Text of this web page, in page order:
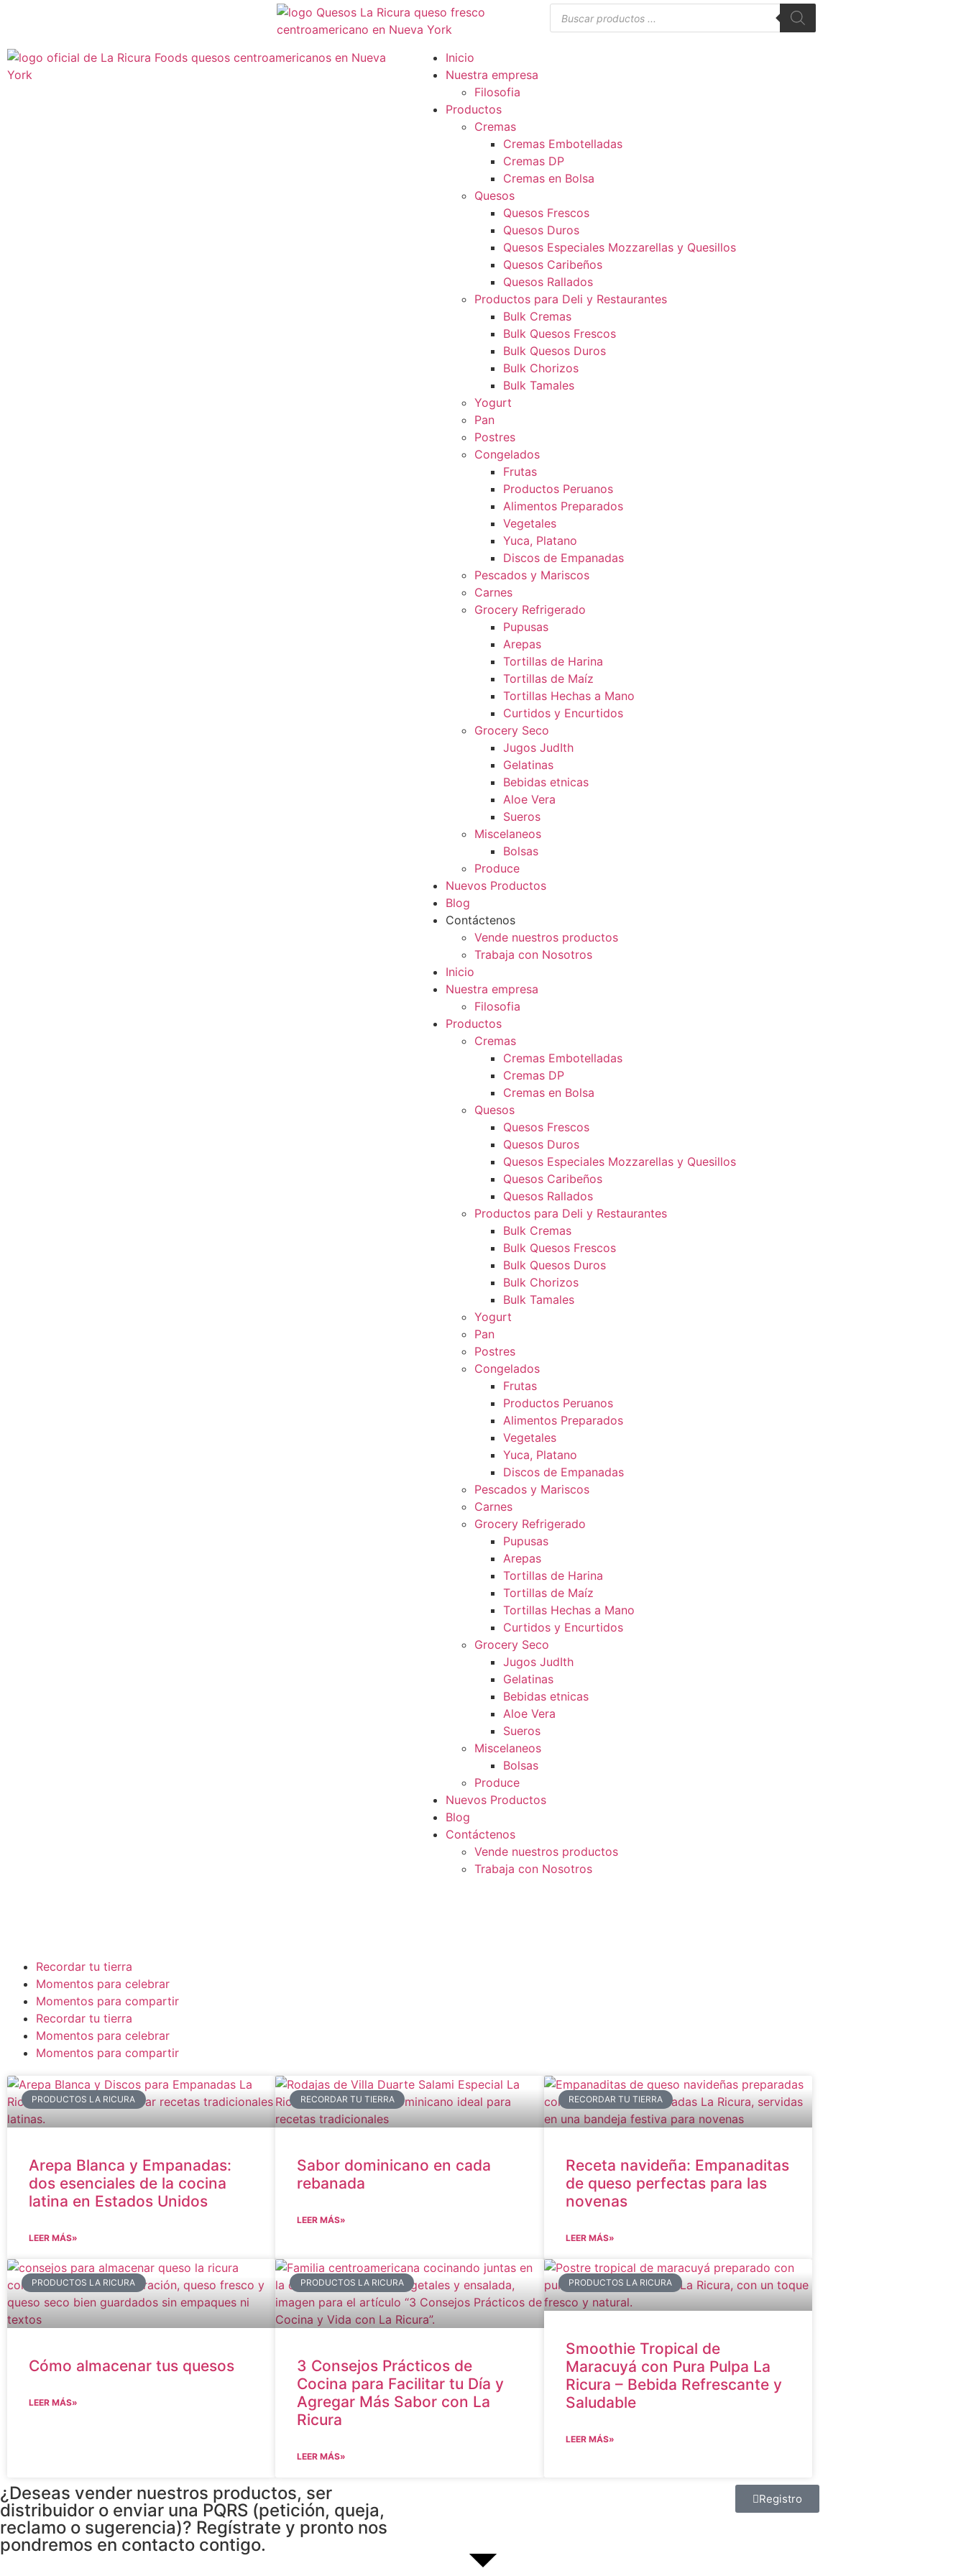
Inicio
Nuestra empresa
Filosofia
Productos
Cremas
Cremas Embotelladas
Cremas DP
Cremas en Bolsa
Quesos
Quesos Frescos
Quesos Duros
Quesos Especiales Mozzarellas y Quesillos
Quesos Caribeños
Quesos Rallados
Productos para Deli y Restaurantes
Bulk Cremas
Bulk Quesos Frescos
Bulk Quesos Duros
Bulk Chorizos
Bulk Tamales
Yogurt
Pan
Postres
Congelados
Frutas
Productos Peruanos
Alimentos Preparados
Vegetales
Yuca, Platano
Discos de Empanadas
Pescados y Mariscos
Carnes
Grocery Refrigerado
Pupusas
Arepas
Tortillas de Harina
Tortillas de Maíz
Tortillas Hechas a Mano
Curtidos y Encurtidos
Grocery Seco
Jugos JudIth
Gelatinas
Bebidas etnicas
Aloe Vera
Sueros
Miscelaneos
Bolsas
Produce
Nuevos Productos
Blog
Contáctenos
Vende nuestros productos
Trabaja con Nosotros
Inicio
Nuestra empresa
Filosofia
Productos
Cremas
Cremas Embotelladas
Cremas DP
Cremas en Bolsa
Quesos
Quesos Frescos
Quesos Duros
Quesos Especiales Mozzarellas y Quesillos
Quesos Caribeños
Quesos Rallados
Productos para Deli y Restaurantes
Bulk Cremas
Bulk Quesos Frescos
Bulk Quesos Duros
Bulk Chorizos
Bulk Tamales
Yogurt
Pan
Postres
Congelados
Frutas
Productos Peruanos
Alimentos Preparados
Vegetales
Yuca, Platano
Discos de Empanadas
Pescados y Mariscos
Carnes
Grocery Refrigerado
Pupusas
Arepas
Tortillas de Harina
Tortillas de Maíz
Tortillas Hechas a Mano
Curtidos y Encurtidos
Grocery Seco
Jugos JudIth
Gelatinas
Bebidas etnicas
Aloe Vera
Sueros
Miscelaneos
Bolsas
Produce
Nuevos Productos
Blog
Contáctenos
Vende nuestros productos
Trabaja con Nosotros
Recordar tu tierra
Momentos para celebrar
Momentos para compartir
Recordar tu tierra
Momentos para celebrar
Momentos para compartir
PRODUCTOS LA RICURA
Arepa Blanca y Empanadas:
dos esenciales de la cocina
latina en Estados Unidos
LEER MÁS»
RECORDAR TU TIERRA
Sabor dominicano en cada
rebanada
LEER MÁS»
RECORDAR TU TIERRA
Receta navideña: Empanaditas
de queso perfectas para las
novenas
LEER MÁS»
PRODUCTOS LA RICURA
Cómo almacenar tus quesos
LEER MÁS»
PRODUCTOS LA RICURA
3 Consejos Prácticos de
Cocina para Facilitar tu Día y
Agregar Más Sabor con La
Ricura
LEER MÁS»
PRODUCTOS LA RICURA
Smoothie Tropical de
Maracuyá con Pura Pulpa La
Ricura – Bebida Refrescante y
Saludable
LEER MÁS»
¿Deseas vender nuestros productos, ser
distribuidor o enviar una PQRS (petición, queja,
reclamo o sugerencia)? Regístrate y pronto nos
pondremos en contacto contigo.
Registro